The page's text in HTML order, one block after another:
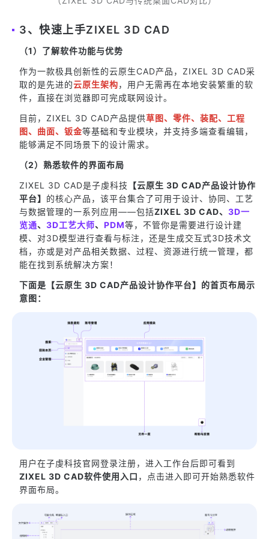
3、快速上手ZIXEL 3D CAD
（1）了解软件功能与优势
作为一款极具创新性的云原生CAD产品，ZIXEL 3D CAD采
取的是先进的云原生架构，用户无需再在本地安装繁重的软
件，直接在浏览器即可完成联网设计。
目前，ZIXEL 3D CAD产品提供草图、零件、装配、工程
图、曲面、钣金等基础和专业模块，并支持多端查看编辑，
能够满足不同场景下的设计需求。
（2）熟悉软件的界面布局
ZIXEL 3D CAD是子虔科技
【云原生 3D CAD产品设计协作
平台】 的核心产品，该平台集合了可用于设计、协同、工艺
与数据管理的一系列应用——包括ZIXEL 3D CAD、 3D一
览通、 3D工艺大师、 PDM等，不管你是需要进行设计建
模、对3D模型进行查看与标注，还是生成交互式3D技术文
档，亦或是对产品相关数据、过程、资源进行统一管理，都
能在找到系统解决方案！
下面是【云原生 3D CAD产品设计协作平台】的首页布局示
意图：
用户在子虔科技官网登录注册，进入工作台后即可看到
ZIXEL 3D CAD软件使用入口 ，点击进入即可开始熟悉软件
界面布局。